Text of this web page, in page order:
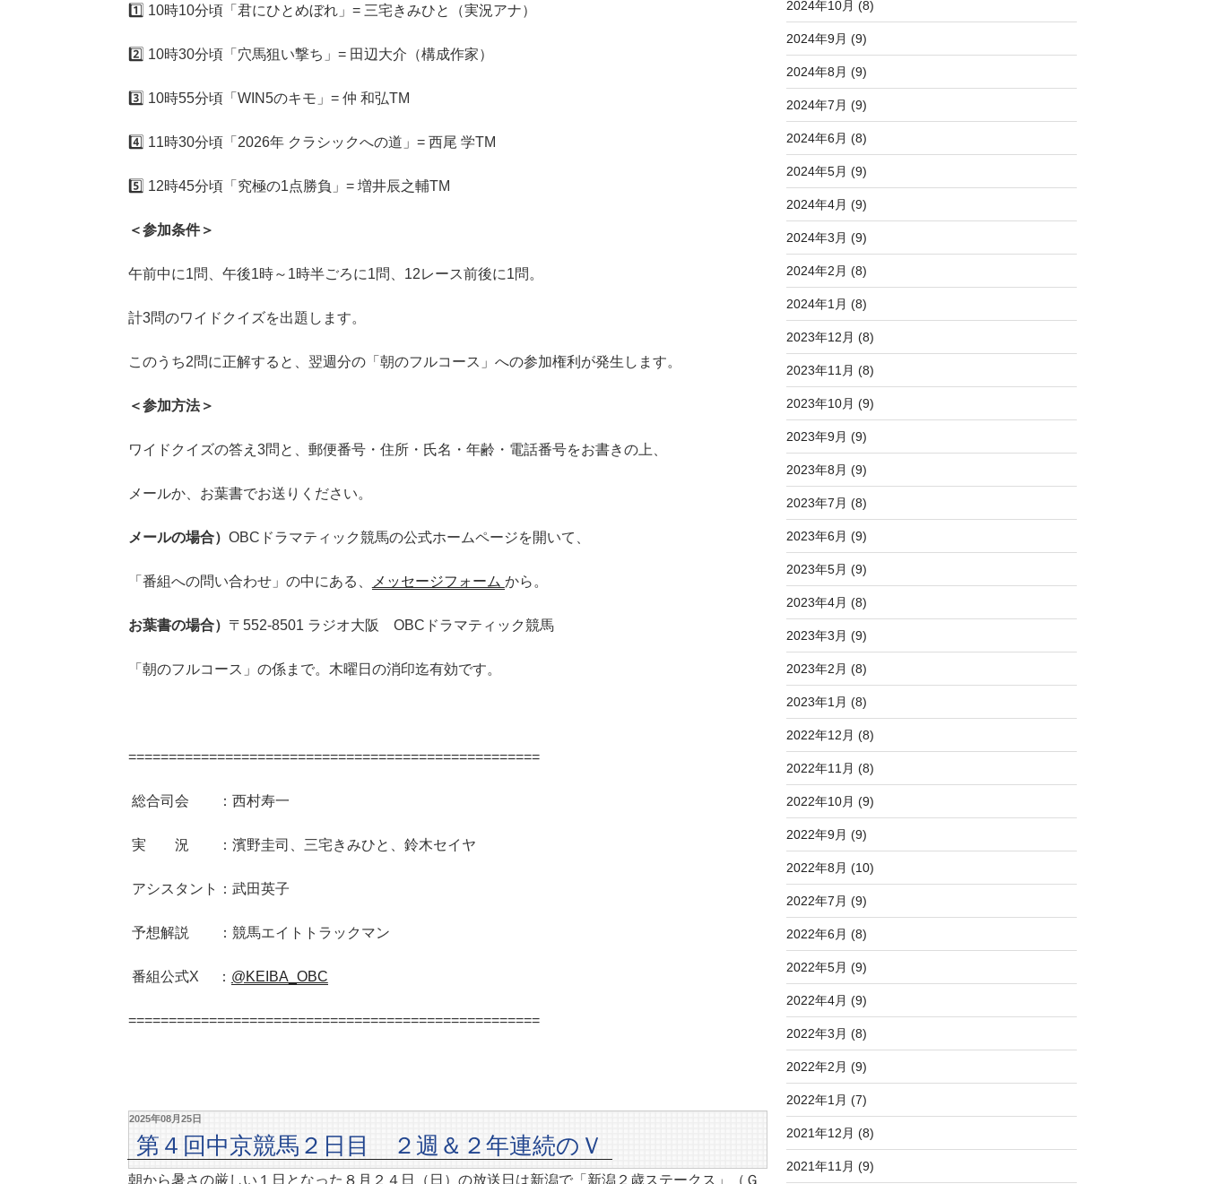
1️⃣ 10時10分頃「君にひとめぼれ」= 三宅きみひと（実況アナ）
2️⃣ 10時30分頃「穴馬狙い撃ち」= 田辺大介（構成作家）
3️⃣ 10時55分頃「WIN5のキモ」= 仲 和弘TM
4️⃣ 11時30分頃「2026年 クラシックへの道」= 西尾 学TM
5️⃣ 12時45分頃「究極の1点勝負」= 増井辰之輔TM
＜参加条件＞
午前中に1問、午後1時～1時半ごろに1問、12レース前後に1問。
計3問のワイドクイズを出題します。
このうち2問に正解すると、翌週分の「朝のフルコース」への参加権利が発生します。
＜参加方法＞
ワイドクイズの答え3問と、郵便番号・住所・氏名・年齢・電話番号をお書きの上、
メールか、お葉書でお送りください。
メールの場合） OBCドラマティック競馬の公式ホームページを開いて、
「番組への問い合わせ」の中にある、 メッセージフォーム から。
お葉書の場合） 〒552-8501 ラジオ大阪 OBCドラマティック競馬
「朝のフルコース」の係まで。木曜日の消印迄有効です。
===================================================
総合司会 ：西村寿一
実 況 ：濱野圭司、三宅きみひと、鈴木セイヤ
アシスタント：武田英子
予想解説 ：競馬エイトトラックマン
番組公式X ： @KEIBA_OBC
===================================================
2025年08月25日
第４回中京競馬２日目 ２週＆２年連続のＶ
朝から暑さの厳しい１日となった８月２４日（日）の放送日は新潟で「新潟２歳ステークス」（Ｇ
2024年10月 (8)
2024年9月 (9)
2024年8月 (9)
2024年7月 (9)
2024年6月 (8)
2024年5月 (9)
2024年4月 (9)
2024年3月 (9)
2024年2月 (8)
2024年1月 (8)
2023年12月 (8)
2023年11月 (8)
2023年10月 (9)
2023年9月 (9)
2023年8月 (9)
2023年7月 (8)
2023年6月 (9)
2023年5月 (9)
2023年4月 (8)
2023年3月 (9)
2023年2月 (8)
2023年1月 (8)
2022年12月 (8)
2022年11月 (8)
2022年10月 (9)
2022年9月 (9)
2022年8月 (10)
2022年7月 (9)
2022年6月 (8)
2022年5月 (9)
2022年4月 (9)
2022年3月 (8)
2022年2月 (9)
2022年1月 (7)
2021年12月 (8)
2021年11月 (9)